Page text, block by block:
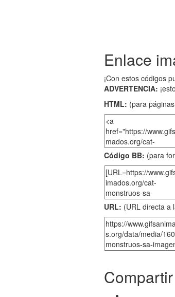
Enlace
¡Con estos códigos
ADVERTENCIA:
HTML: (para
Código BB: (para
URL: (URL directa a